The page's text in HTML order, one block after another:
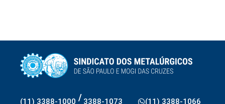
(11) 3388-1000 / 3388-1073 (11) 3388-1066